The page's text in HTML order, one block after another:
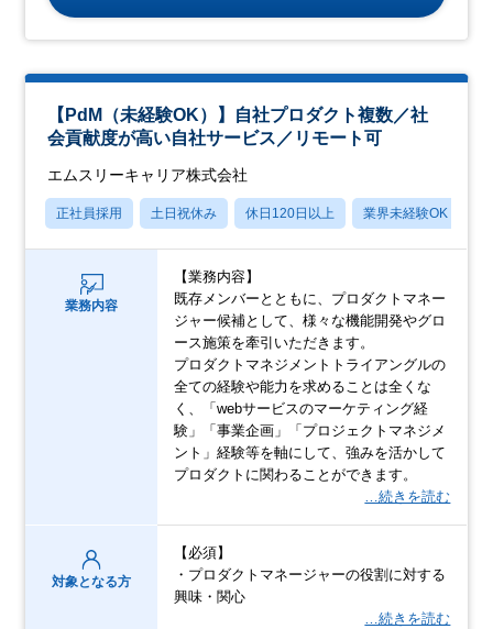
【PdM（未経験OK）】自社プロダクト複数／社
会貢献度が高い自社サービス／リモート可
エムスリーキャリア株式会社
正社員採用 土日祝休み 休日120日以上 業界未経験OK
業務内容
【業務内容】
既存メンバーとともに、プロダクトマネー
ジャー候補として、様々な機能開発やグロ
ース施策を牽引いただきます。
プロダクトマネジメントトライアングルの
全ての経験や能力を求めることは全くな
く、「webサービスのマーケティング経
験」「事業企画」「プロジェクトマネジメ
ント」経験等を軸にして、強みを活かして
プロダクトに関わることができます。
…続きを読む
対象となる方
【必須】
・プロダクトマネージャーの役割に対する
興味・関心
…続きを読む